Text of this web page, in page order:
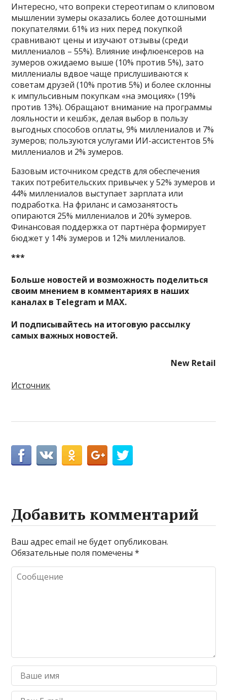
Интересно, что вопреки стереотипам о клиповом
мышлении зумеры оказались более дотошными
покупателями. 61% из них перед покупкой
сравнивают цены и изучают отзывы (среди
миллениалов – 55%). Влияние инфлюенсеров на
зумеров ожидаемо выше (10% против 5%), зато
миллениалы вдвое чаще прислушиваются к
советам друзей (10% против 5%) и более склонны
к импульсивным покупкам «на эмоциях» (19%
против 13%). Обращают внимание на программы
лояльности и кешбэк, делая выбор в пользу
выгодных способов оплаты, 9% миллениалов и 7%
зумеров; пользуются услугами ИИ-ассистентов 5%
миллениалов и 2% зумеров.
Базовым источником средств для обеспечения
таких потребительских привычек у 52% зумеров и
44% миллениалов выступает зарплата или
подработка. На фриланс и самозанятость
опираются 25% миллениалов и 20% зумеров.
Финансовая поддержка от партнёра формирует
бюджет у 14% зумеров и 12% миллениалов.
***
Больше новостей и возможность поделиться
своим мнением в комментариях в наших
каналах в Telegram и MAX.
И подписывайтесь на итоговую рассылку
самых важных новостей.
New Retail
Источник
Добавить комментарий
Ваш адрес email не будет опубликован.
Обязательные поля помечены*